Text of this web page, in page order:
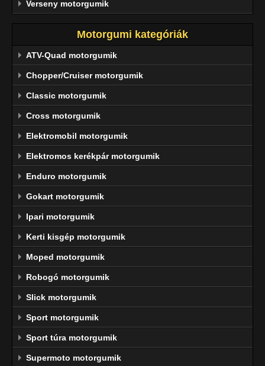
Verseny motorgumik
Motorgumi kategóriák
ATV-Quad motorgumik
Chopper/Cruiser motorgumik
Classic motorgumik
Cross motorgumik
Elektromobil motorgumik
Elektromos kerékpár motorgumik
Enduro motorgumik
Gokart motorgumik
Ipari motorgumik
Kerti kisgép motorgumik
Moped motorgumik
Robogó motorgumik
Slick motorgumik
Sport motorgumik
Sport túra motorgumik
Supermoto motorgumik